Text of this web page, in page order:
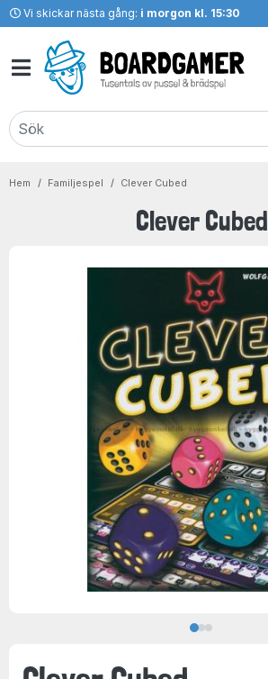
Vi skickar nästa gång: i morgon kl. 15:30
Hem Familjespel Clever Cubed
Clever Cubed